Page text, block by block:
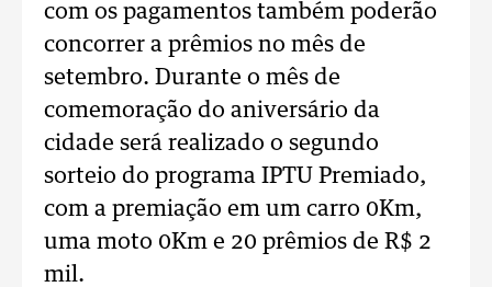
com os pagamentos também poderão
concorrer a prêmios no mês de
setembro. Durante o mês de
comemoração do aniversário da
cidade será realizado o segundo
sorteio do programa IPTU Premiado,
com a premiação em um carro 0Km,
uma moto 0Km e 20 prêmios de R$ 2
mil.